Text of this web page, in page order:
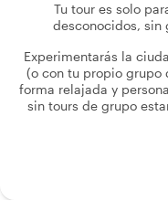
Tu tour es solo
desconocidos, sin
Experimentarás la
(o con tu propio grupo
forma relajada y
sin tours de grupo